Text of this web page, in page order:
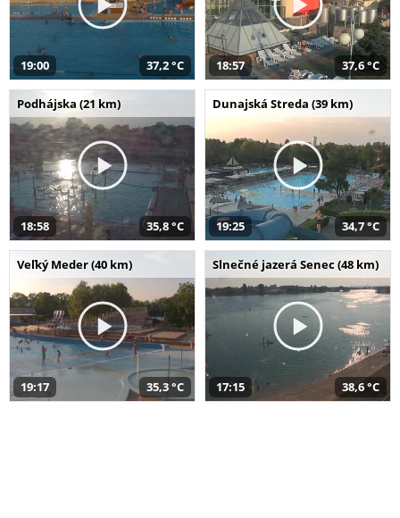
19:00 37,2 °C 18:57 37,6 °C
Podhájska (21 km)
18:58 35,8 °C
Dunajská Streda (39 km)
19:25 34,7 °C
Veľký Meder (40 km)
19:17 35,3 °C
Slnečné jazerá Senec (48 km)
17:15 38,6 °C